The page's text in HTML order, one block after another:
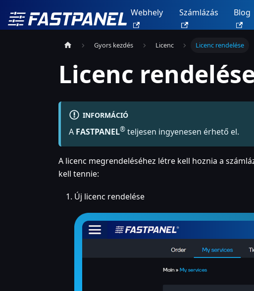
Webhely Számlázás Blog
Gyors kezdés Licenc Licenc rendelése
Licenc
INFORMÁCIÓ
A FASTPANEL® teljesen ingyenesen érhető el.
A licenc megrendeléséhez létre kell hoznia a
kell tennie:
Új licenc rendelése